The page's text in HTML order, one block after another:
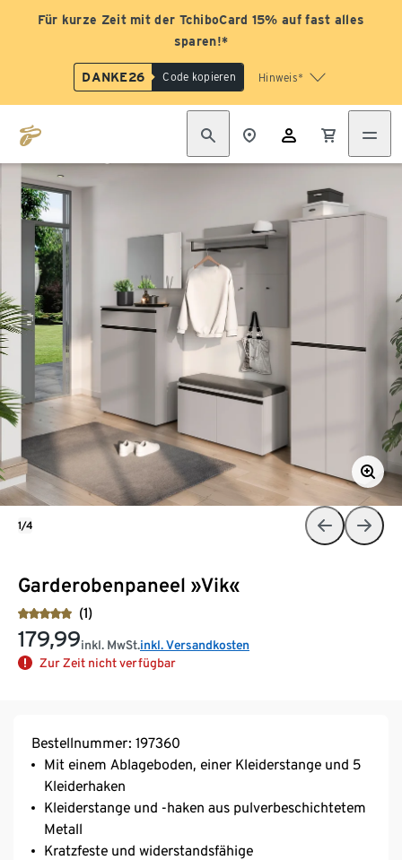
Für kurze Zeit mit der TchiboCard 15% auf fast alles
sparen!*
DANKE26 Code kopieren Hinweis*
Garderobenpaneel »Vik«
(1)
179,99inkl. MwSt.inkl. Versandkosten
Zur Zeit nicht verfügbar
1/4
Bestellnummer: 197360
Mit einem Ablageboden, einer Kleiderstange und 5
Kleiderhaken
Kleiderstange und -haken aus pulverbeschichtetem
Metall
Kratzfeste und widerstandsfähige